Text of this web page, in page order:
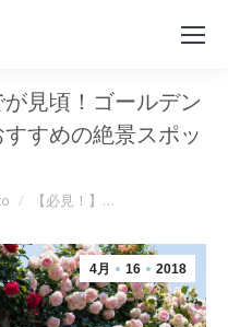
が見頃！ゴールデン
すめの絶景スポッ
【必見！】…
4月 16 2018